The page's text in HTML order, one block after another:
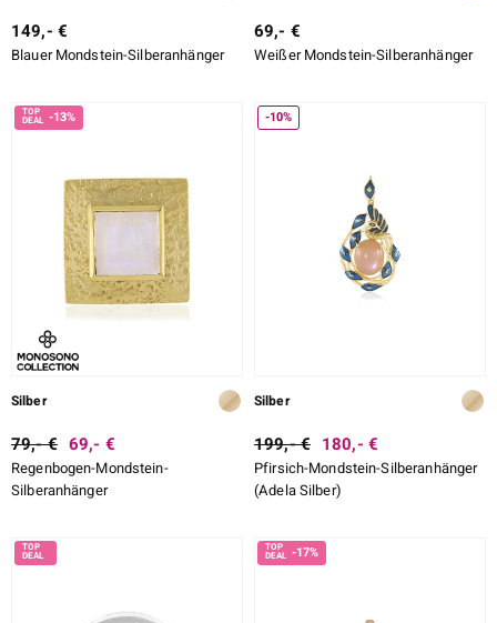
149,- €
Blauer Mondstein-Silberanhänger
69,- €
Weißer Mondstein-Silberanhänger
-13%
Silber
79,- € 69,- €
Regenbogen-Mondstein-
Silberanhänger
-10%
Silber
199,- € 180,- €
Pfirsich-Mondstein-Silberanhänger
(Adela Silber)
-17%